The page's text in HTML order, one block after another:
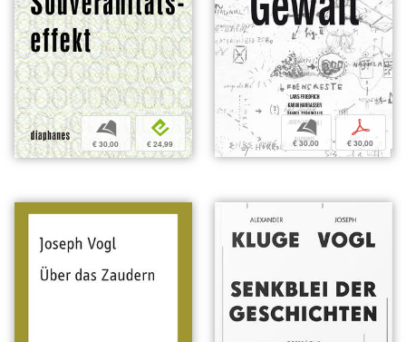
b
€ 30,00
e
€ 24,99
b
€ 30,00
p
€ 30,00